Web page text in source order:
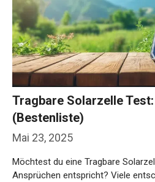
Mai 23, 2025
Tragbare Solarzelle
(Bestenliste)
Möchtest du eine Tragbare
Ansprüchen entspricht? Viele